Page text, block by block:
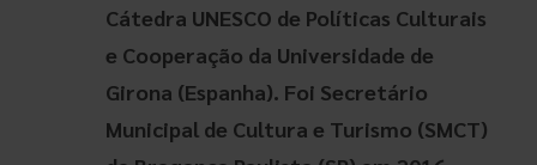
Cátedra UNESCO de Políticas Culturais
e Cooperação da Universidade de
Girona (Espanha). Foi Secretário
Municipal de Cultura e Turismo (SMCT)